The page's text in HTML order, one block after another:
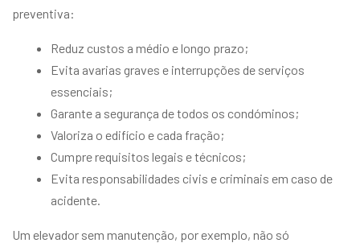
preventiva:
Reduz custos a médio e longo prazo;
Evita avarias graves e interrupções de serviços
essenciais;
Garante a segurança de todos os condóminos;
Valoriza o edifício e cada fração;
Cumpre requisitos legais e técnicos;
Evita responsabilidades civis e criminais em caso de
acidente.
Um elevador sem manutenção, por exemplo, não só